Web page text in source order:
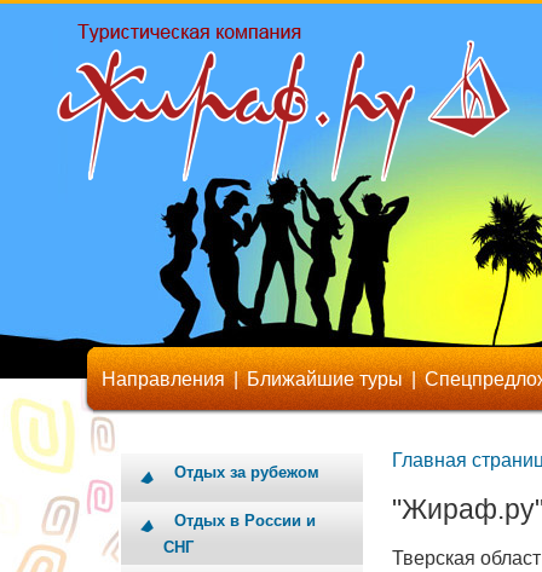
Направления | Ближайшие туры |
Отдых за рубежом
Отдых в России и
СНГ
Главная
Тверская